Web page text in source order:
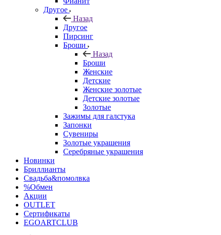
Другое
Назад
Другое
Пирсинг
Броши
Назад
Броши
Женские
Детские
Женские золотые
Детские золотые
Золотые
Зажимы для галстука
Запонки
Сувениры
Золотые украшения
Серебряные украшения
Новинки
Бриллианты
Свадьба&помолвка
%Обмен
Акции
OUTLET
Сертификаты
EGOARTCLUB